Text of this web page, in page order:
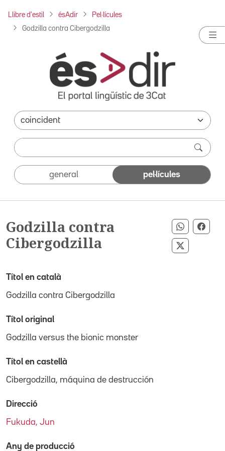
Llibre d'estil ésAdir Pel·lícules
Godzilla contra Cibergodzilla
general pel·lícules
Godzilla contra
Cibergodzilla
Compartir
Compartir
Títol en català
Godzilla contra Cibergodzilla
Títol original
Godzilla versus the bionic monster
Títol en castellà
Cibergodzilla, máquina de destrucción
Direcció
Fukuda, Jun
Any de producció